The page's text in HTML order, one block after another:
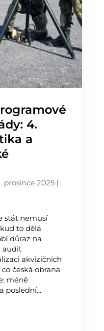
4.
a
prosince 2025|
stát nemusí
to dělá
důraz na
audit
akvizičních
česká obrana
méně
poslední...